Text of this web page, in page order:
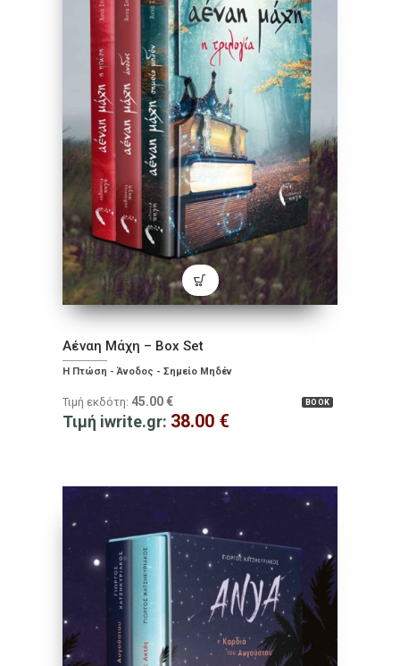
Αέναη Μάχη – Box Set
Η Πτώση - Άνοδος - Σημείο Μηδέν
BOOK
Τιμή εκδότη: 45.00 €
Τιμή iwrite.gr: 38.00 €